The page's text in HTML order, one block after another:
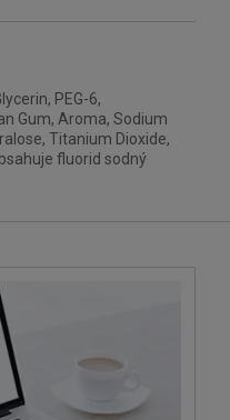
PEG-6,
Gum, Aroma, Sodium
Titanium Dioxide,
fluorid sodný